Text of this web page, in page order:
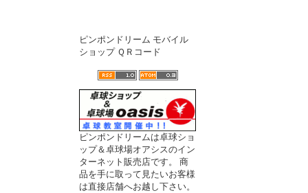
ピンポンドリーム モバイル
ショップ ＱＲコード
ピンポンドリームは卓球ショ
ップ＆卓球場オアシスのイン
ターネット販売店です。 商
品を手に取って見たいお客様
は直接店舗へお越し下さい。